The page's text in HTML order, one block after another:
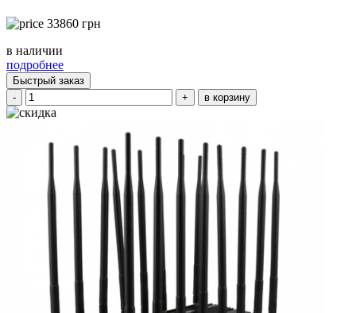
33860 грн
в наличии
подробнее
Быстрый заказ
-
+ в корзину